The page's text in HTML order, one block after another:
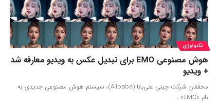
تکنولوژی
هوش مصنوعی EMO برای تبدیل عکس به ویدیو معارفه شد
+ ویدیو
محققان شرکت چینی علی‌بابا (Alibaba)، سیستم هوش مصنوعی جدیدی به
نام «EMO»…